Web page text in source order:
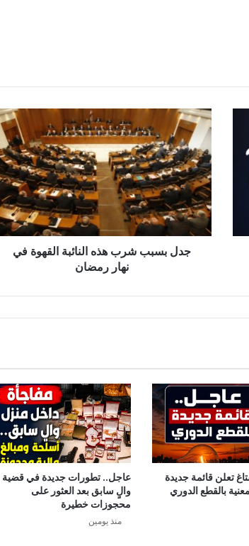
ج
د
ب
س
ب
ب
ش
ر
ه
ئ
ب
ة
ا
ل
ق
ه
و
ة
جدل بسبب شرب هذه النائبة القهوة في
نهار رمضان
تعلن قائمة جديدة
بالقطع الدوري
عاجل.. تطورات جديدة في قضية
والٍ سابق بعد العثور على
محجوزات خطيرة
منذ يومين